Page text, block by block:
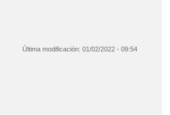
Última modificación:01/02/2022 - 09:54